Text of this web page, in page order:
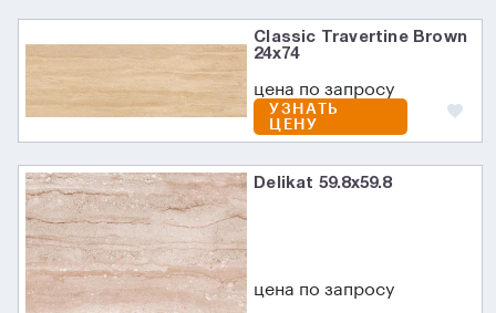
Classic Travertine Brown
24x74
цена по запросу
УЗНАТЬ
ЦЕНУ
Delikat 59.8x59.8
цена по запросу